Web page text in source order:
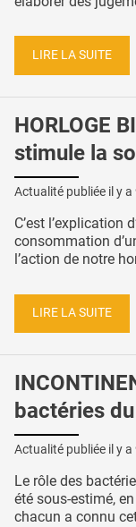
LIRE LA SUITE
HORLOGE
stimule la
Actualité publiée il y a
C’est l’explication
consommation
l’action de notre
LIRE LA SUITE
bactéries
Actualité publiée il y a
Le rôle des
été sous-estimé,
chacun a connu